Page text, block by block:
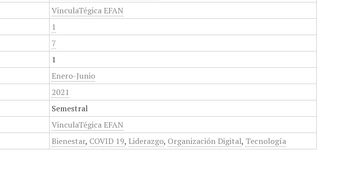
VinculaTégica EFAN
1
7
1
Enero-Junio
2021
Semestral
VinculaTégica EFAN
Bienestar, COVID 19, Liderazgo, Organización Digital, Tecnología